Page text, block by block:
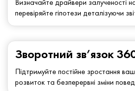
Визначайте драйвери залученості
перевіряйте гіпотези деталізуючи
Зворотний зв’язок
Підтримуйте постійне зростання
розвиток та безперервні зміни